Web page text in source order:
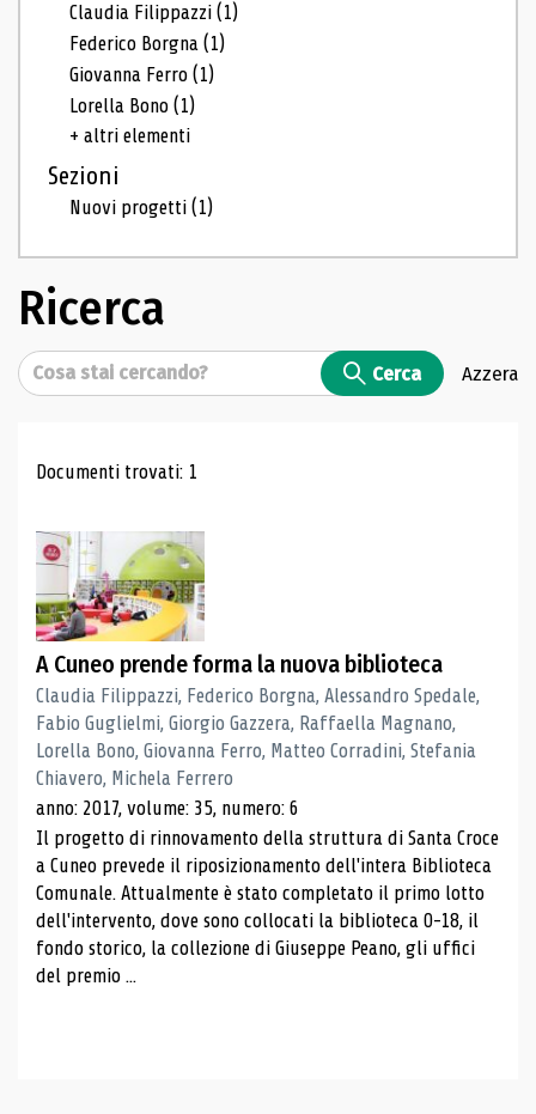
Claudia Filippazzi(1)
Federico Borgna(1)
Giovanna Ferro(1)
Lorella Bono(1)
+ altri elementi
Sezioni
Nuovi progetti(1)
Ricerca
Cerca Cerca Azzera
Risultati di ricerca
Documenti trovati: 1
A Cuneo prende forma la nuova biblioteca
Claudia Filippazzi, Federico Borgna, Alessandro Spedale,
Fabio Guglielmi, Giorgio Gazzera, Raffaella Magnano,
Lorella Bono, Giovanna Ferro, Matteo Corradini, Stefania
Chiavero, Michela Ferrero
anno: 2017, volume: 35, numero: 6
Il progetto di rinnovamento della struttura di Santa Croce
a Cuneo prevede il riposizionamento dell'intera Biblioteca
Comunale. Attualmente è stato completato il primo lotto
dell'intervento, dove sono collocati la biblioteca 0-18, il
fondo storico, la collezione di Giuseppe Peano, gli uffici
del premio ...